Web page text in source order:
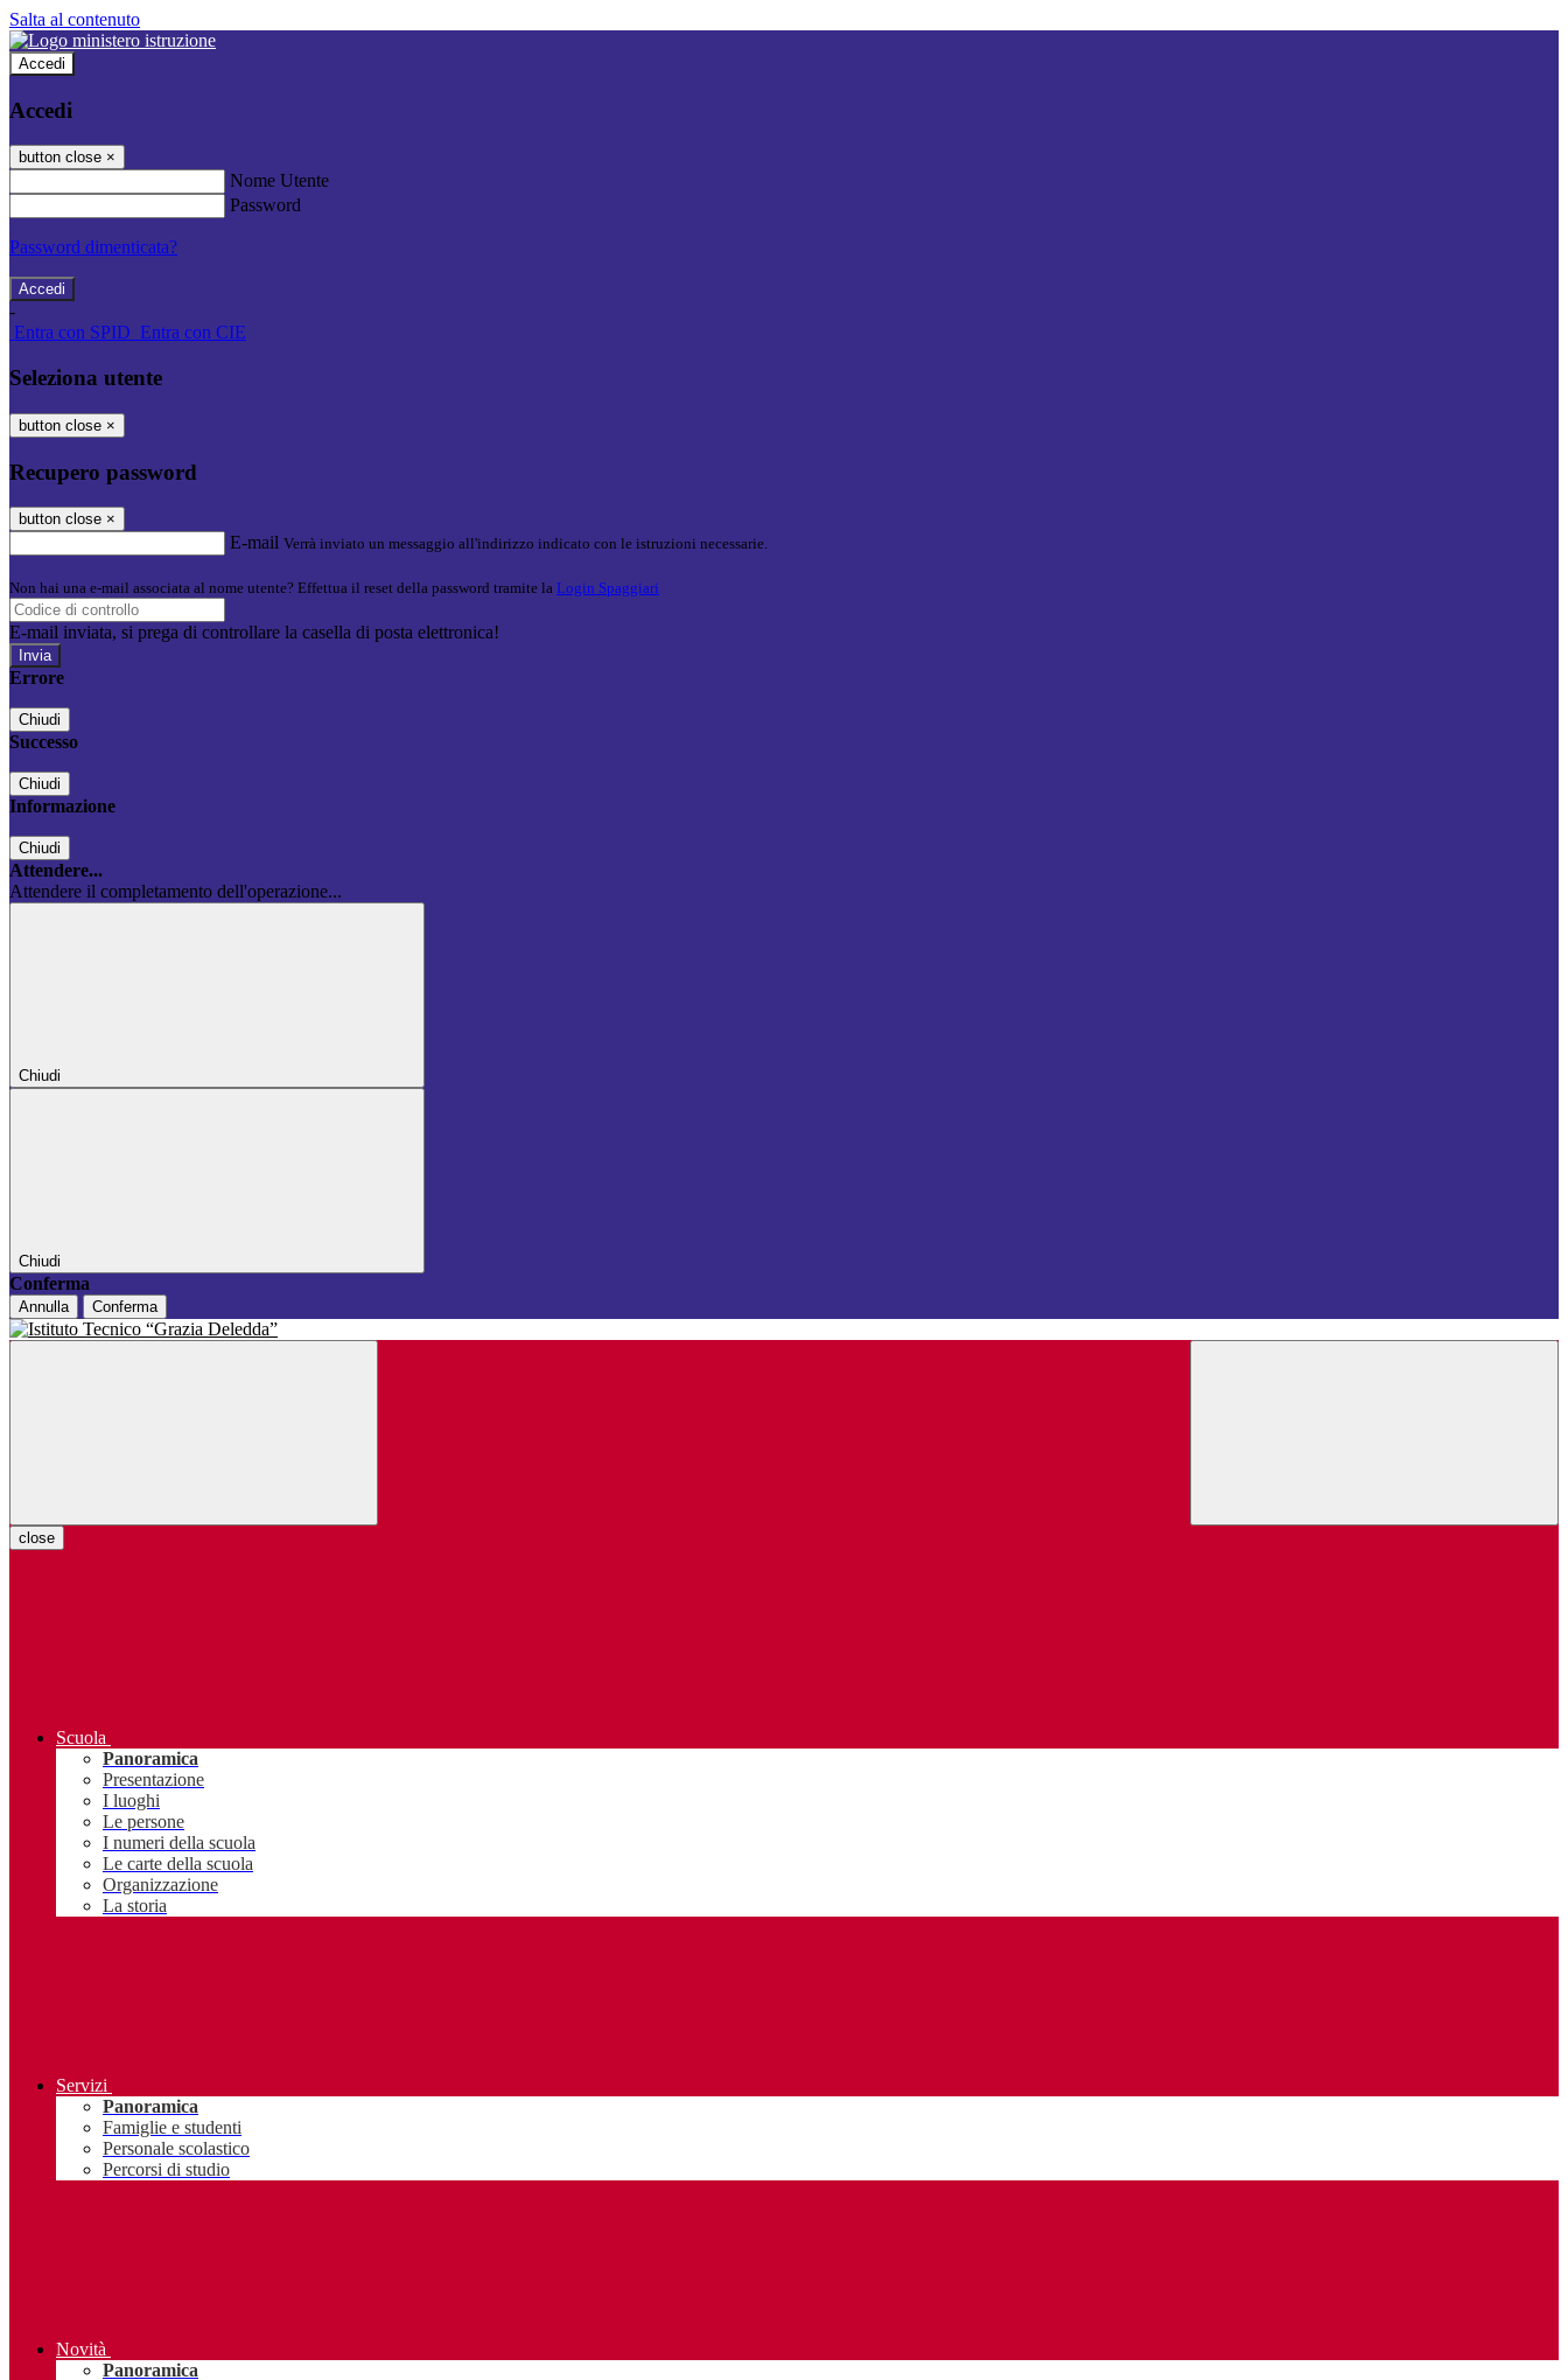
Salta al contenuto
Accedi
Accedi
button close ×
Nome Utente
Password
Password dimenticata?
-
Entra con SPID Entra con CIE
Seleziona utente
button close ×
Recupero password
button close ×
E-mail Verrà inviato un messaggio all'indirizzo indicato con le istruzioni necessarie.
Non hai una e-mail associata al nome utente? Effettua il reset della password tramite la Login Spaggiari
E-mail inviata, si prega di controllare la casella di posta elettronica!
Errore
Chiudi
Successo
Chiudi
Informazione
Chiudi
Attendere...
Attendere il completamento dell'operazione...
Chiudi
Chiudi
Conferma
Annulla Conferma
close
Scuola
Panoramica
Presentazione
I luoghi
Le persone
I numeri della scuola
Le carte della scuola
Organizzazione
La storia
Servizi
Panoramica
Famiglie e studenti
Personale scolastico
Percorsi di studio
Novità
Panoramica